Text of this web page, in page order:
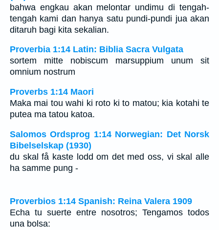
bahwa engkau akan melontar undimu di tengah-
tengah kami dan hanya satu pundi-pundi jua akan
ditaruh bagi kita sekalian.
Proverbia 1:14 Latin: Biblia Sacra Vulgata
sortem mitte nobiscum marsuppium unum sit
omnium nostrum
Proverbs 1:14 Maori
Maka mai tou wahi ki roto ki to matou; kia kotahi te
putea ma tatou katoa.
Salomos Ordsprog 1:14 Norwegian: Det Norsk
Bibelselskap (1930)
du skal få kaste lodd om det med oss, vi skal alle
ha samme pung -
Proverbios 1:14 Spanish: Reina Valera 1909
Echa tu suerte entre nosotros; Tengamos todos
una bolsa: